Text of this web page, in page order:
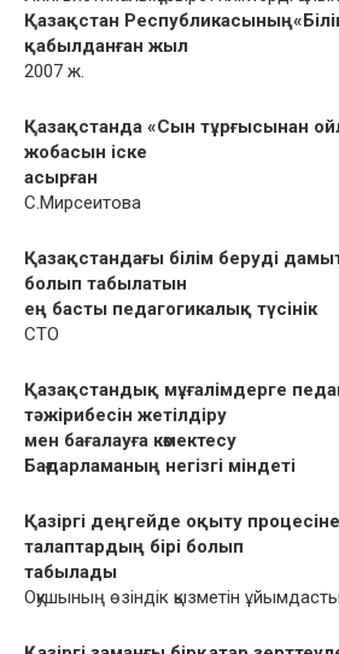
Қазақстан
қабылданған жыл
2007 ж.
Қазақстанда «Сын тұрғысынан
жобасын іске
асырған
С.Мирсеитова
Қазақстандағы білім беруді
болып табылатын
ең басты педагогикалық түсінік
СТО
Қазақстандық мұғалімдерге
тəжірибесін жетілдіру
мен бағалауға көмектесу
Бағдарламаның негізгі міндеті
Қазіргі деңгейде оқыту процесіне
талаптардың бірі болып
табылады
Оқушының өзіндік қызметін